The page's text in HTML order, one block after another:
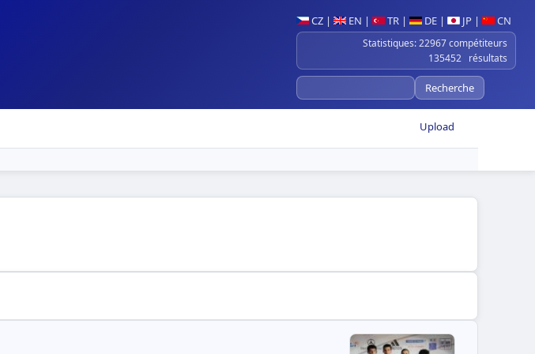
CZ | EN | TR | DE | JP | CN
Statistiques: 22967 compétiteurs
135452 résultats
Upload